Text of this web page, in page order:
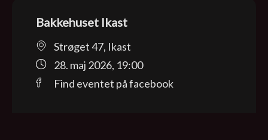
Bakkehuset Ikast
Strøget 47, Ikast
28. maj 2026, 19:00
Find eventet på facebook